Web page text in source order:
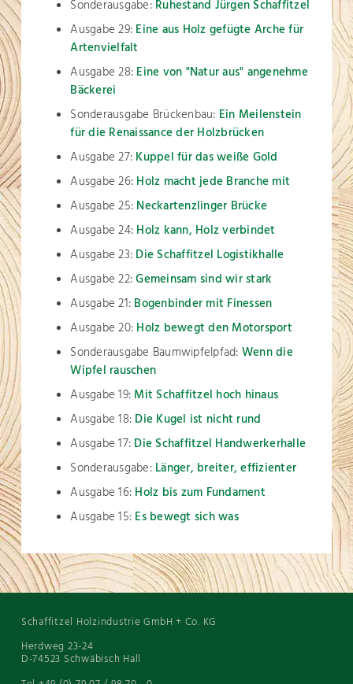
Sonderausgabe: Ruhestand Jürgen Schaffitzel
Ausgabe 29: Eine aus Holz gefügte Arche für
Artenvielfalt
Ausgabe 28: Eine von "Natur aus" angenehme
Bäckerei
Sonderausgabe Brückenbau: Ein Meilenstein
für die Renaissance der Holzbrücken
Ausgabe 27: Kuppel für das weiße Gold
Ausgabe 26: Holz macht jede Branche mit
Ausgabe 25: Neckartenzlinger Brücke
Ausgabe 24: Holz kann, Holz verbindet
Ausgabe 23: Die Schaffitzel Logistikhalle
Ausgabe 22:Gemeinsam sind wir stark
Ausgabe 21: Bogenbinder mit Finessen
Ausgabe 20: Holz bewegt den Motorsport
Sonderausgabe Baumwipfelpfad: Wenn die
Wipfel rauschen
Ausgabe 19: Mit Schaffitzel hoch hinaus
Ausgabe 18: Die Kugel ist nicht rund
Ausgabe 17: Die Schaffitzel Handwerkerhalle
Sonderausgabe: Länger, breiter, effizienter
Ausgabe 16: Holz bis zum Fundament
Ausgabe 15: Es bewegt sich was
Schaffitzel Holzindustrie GmbH + Co. KG
Herdweg 23-24
D-74523 Schwäbisch Hall